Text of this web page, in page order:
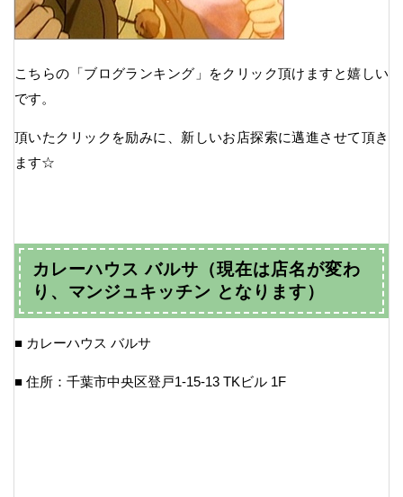
こちらの「ブログランキング」をクリック頂けますと嬉しい
です。
頂いたクリックを励みに、新しいお店探索に邁進させて頂き
ます☆
カレーハウス バルサ（現在は店名が変わ
り、マンジュキッチン となります）
■ カレーハウス バルサ
■ 住所：千葉市中央区登戸1-15-13 TKビル 1F